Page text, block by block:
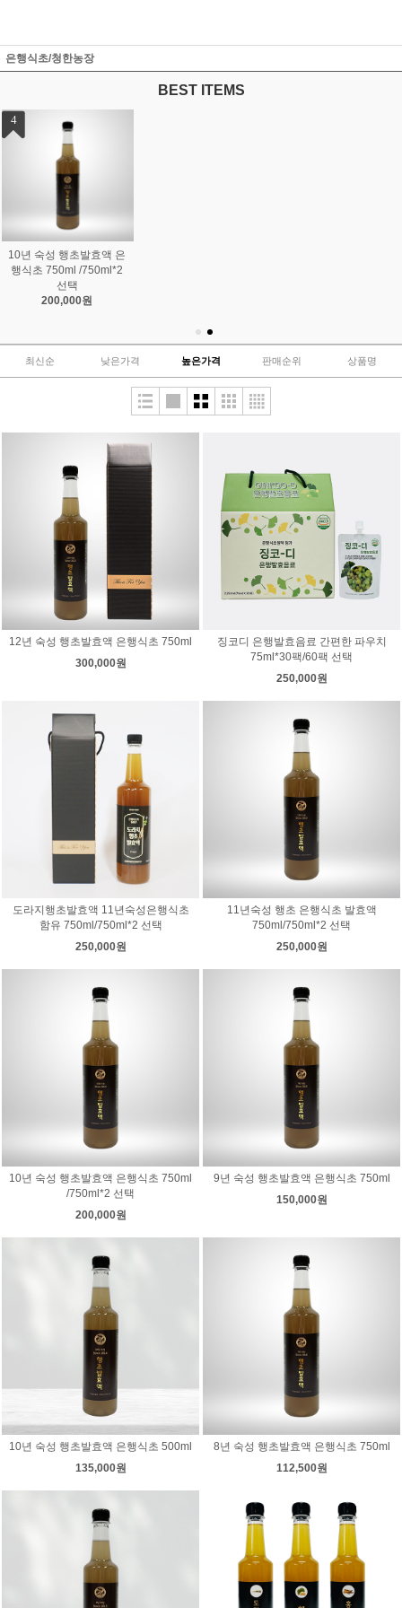
은행식초/청한농장
BEST ITEMS
1
징코-디
85,000원
최신순 낮은가격 높은가격 판매순위 상품명
12년 숙성 행초발효액 은행식초 750ml
300,000원
징코디 은행발효음료 간편한 파우치
75ml*30팩/60팩 선택
250,000원
도라지행초발효액 11년숙성은행식초
함유 750ml/750ml*2 선택
250,000원
11년숙성 행초 은행식초 발효액
750ml/750ml*2 선택
250,000원
10년 숙성 행초발효액 은행식초 750ml
/750ml*2 선택
200,000원
9년 숙성 행초발효액 은행식초 750ml
150,000원
10년 숙성 행초발효액 은행식초 500ml
135,000원
8년 숙성 행초발효액 은행식초 750ml
112,500원